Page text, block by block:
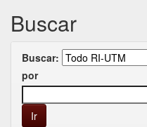
Buscar
Buscar:
por